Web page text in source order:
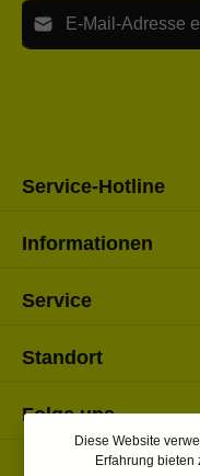
E-Mail-Adresse*
Service-Hotline
Informationen
Service
Standort
Folge uns
Diese Website
Erfahrung bieten